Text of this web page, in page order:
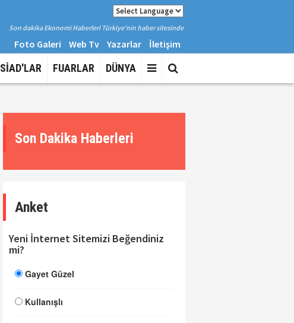
Son dakika Ekonomi Haberleri Türkiye'nin haber sitesinde
Foto Galeri Web Tv Yazarlar İletişim
SİAD'LAR FUARLAR DÜNYA
Son Dakika Haberleri
Anket
Yeni İnternet Sitemizi Beğendiniz
mi?
Gayet Güzel
Kullanışlı